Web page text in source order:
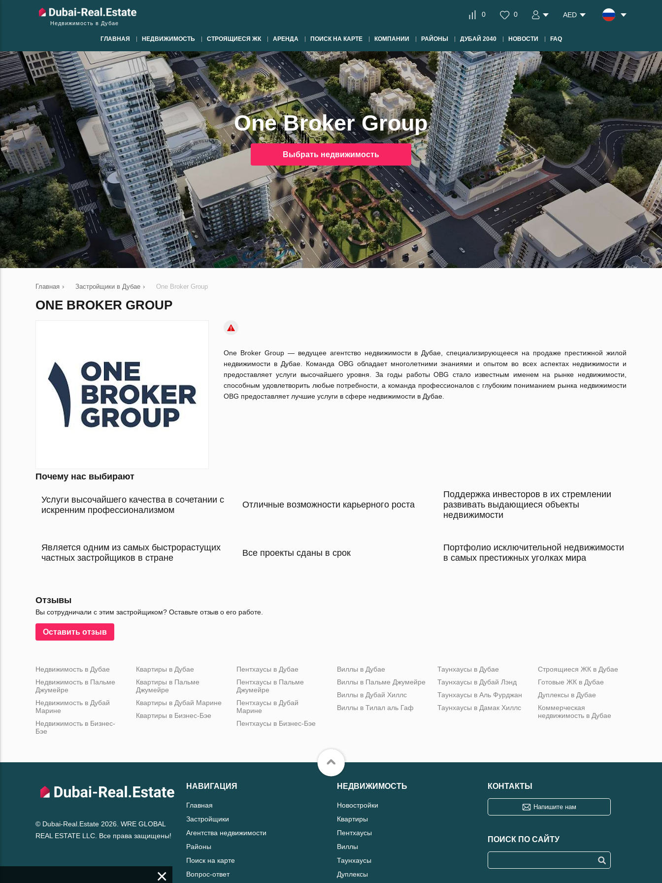
Недвижимость в Дубае
0 0 AED
ГЛАВНАЯ НЕДВИЖИМОСТЬ СТРОЯЩИЕСЯ ЖК АРЕНДА ПОИСК НА КАРТЕ КОМПАНИИ РАЙОНЫ ДУБАЙ 2040 НОВОСТИ FAQ
One Broker Group
Выбрать недвижимость
Главная › Застройщики в Дубае › One Broker Group
ONE BROKER GROUP
One Broker Group — ведущее агентство недвижимости в Дубае, специализирующееся на продаже престижной жилой
недвижимости в Дубае. Команда OBG обладает многолетними знаниями и опытом во всех аспектах недвижимости и
предоставляет услуги высочайшего уровня. За годы работы OBG стало известным именем на рынке недвижимости,
способным удовлетворить любые потребности, а команда профессионалов с глубоким пониманием рынка недвижимости
OBG предоставляет лучшие услуги в сфере недвижимости в Дубае.
Почему нас выбирают
Услуги высочайшего качества в сочетании с
искренним профессионализмом
Отличные возможности карьерного роста
Поддержка инвесторов в их стремлении
развивать выдающиеся объекты
недвижимости
Является одним из самых быстрорастущих
частных застройщиков в стране
Все проекты сданы в срок
Портфолио исключительной недвижимости
в самых престижных уголках мира
Отзывы
Вы сотрудничали с этим застройщиком? Оставьте отзыв о его работе.
Оставить отзыв
Недвижимость в Дубае
Недвижимость в Пальме
Джумейре
Недвижимость в Дубай
Марине
Недвижимость в Бизнес-
Бэе
Квартиры в Дубае
Квартиры в Пальме
Джумейре
Квартиры в Дубай Марине
Квартиры в Бизнес-Бэе
Пентхаусы в Дубае
Пентхаусы в Пальме
Джумейре
Пентхаусы в Дубай
Марине
Пентхаусы в Бизнес-Бэе
Виллы в Дубае
Виллы в Пальме Джумейре
Виллы в Дубай Хиллс
Виллы в Тилал аль Гаф
Таунхаусы в Дубае
Таунхаусы в Дубай Лэнд
Таунхаусы в Аль Фурджан
Таунхаусы в Дамак Хиллс
Строящиеся ЖК в Дубае
Готовые ЖК в Дубае
Дуплексы в Дубае
Коммерческая
недвижимость в Дубае
© Dubai-Real.Estate 2026. WRE GLOBAL
REAL ESTATE LLC. Все права защищены!
НАВИГАЦИЯ
Главная
Застройщики
Агентства недвижимости
Районы
Поиск на карте
Вопрос-ответ
НЕДВИЖИМОСТЬ
Новостройки
Квартиры
Пентхаусы
Виллы
Таунхаусы
Дуплексы
КОНТАКТЫ
Напишите нам
ПОИСК ПО САЙТУ
×